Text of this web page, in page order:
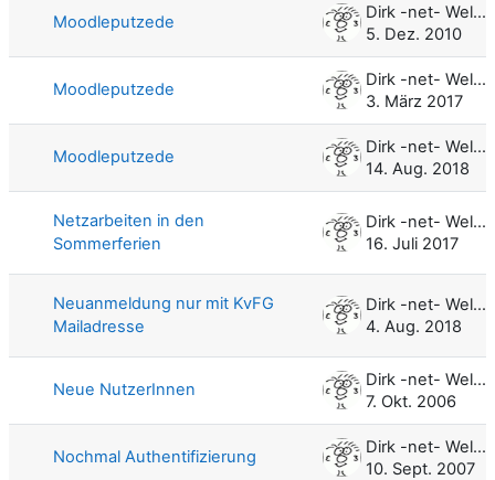
Moodleputzede
Dirk -net- Weller
5. Dez. 2010
Moodleputzede
Dirk -net- Weller
3. März 2017
Moodleputzede
Dirk -net- Weller
14. Aug. 2018
Netzarbeiten in den
Sommerferien
Dirk -net- Weller
16. Juli 2017
Neuanmeldung nur mit KvFG
Mailadresse
Dirk -net- Weller
4. Aug. 2018
Neue NutzerInnen
Dirk -net- Weller
7. Okt. 2006
Nochmal Authentifizierung
Dirk -net- Weller
10. Sept. 2007